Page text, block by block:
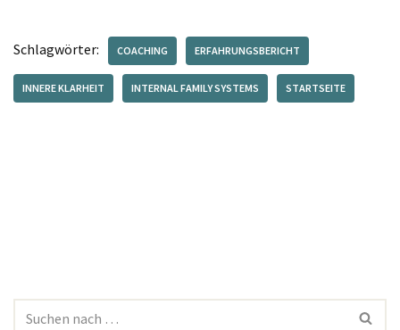
Schlagwörter: COACHING ERFAHRUNGSBERICHT
INNERE KLARHEIT INTERNAL FAMILY SYSTEMS STARTSEITE